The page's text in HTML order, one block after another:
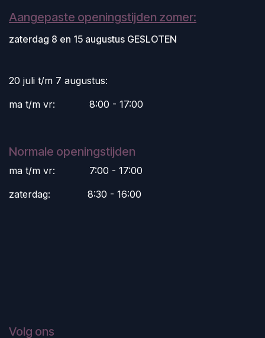
Aangepaste openingstijden zomer:
zaterdag 8 en 15 augustus GESLOTEN
20 juli t/m 7 augustus:
ma t/m vr:
​8:00 - 17:00
Normale openingstijden
ma t/m vr:
​7:00 - 17:00
zaterdag:
​8:30 - 16:00
Volg ons